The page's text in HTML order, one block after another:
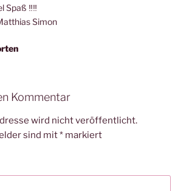
Spaß ‼️‼️
Simon
Kommentar
wird nicht veröffentlicht.
sind mit* markiert